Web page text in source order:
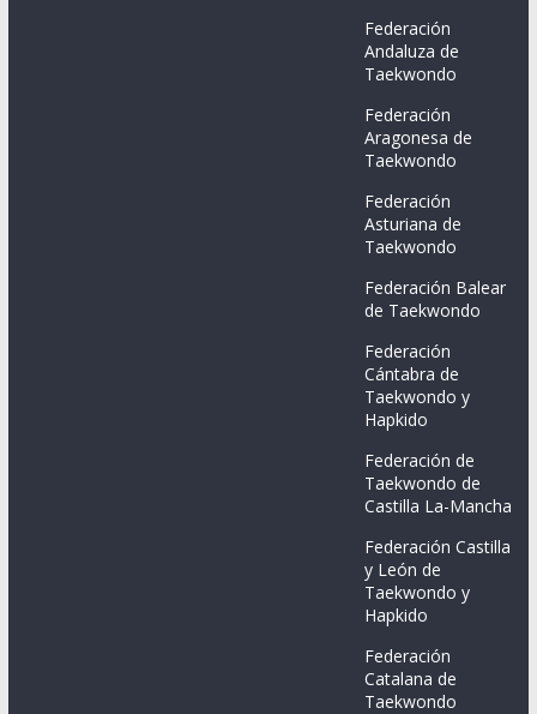
Federación
Andaluza de
Taekwondo
Federación
Aragonesa de
Taekwondo
Federación
Asturiana de
Taekwondo
Federación Balear
de Taekwondo
Federación
Cántabra de
Taekwondo y
Hapkido
Federación de
Taekwondo de
Castilla La-Mancha
Federación Castilla
y León de
Taekwondo y
Hapkido
Federación
Catalana de
Taekwondo